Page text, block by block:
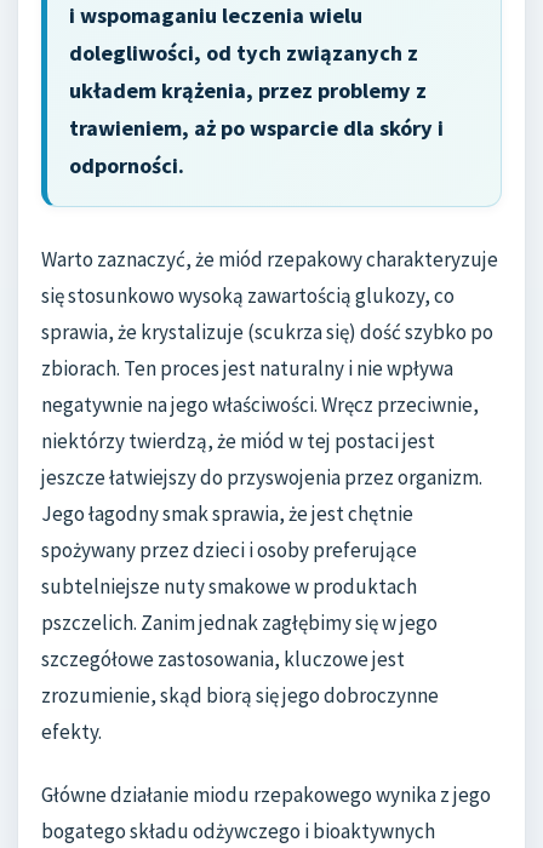
i wspomaganiu leczenia wielu
dolegliwości, od tych związanych z
układem krążenia, przez problemy z
trawieniem, aż po wsparcie dla skóry i
odporności.
Warto zaznaczyć, że miód rzepakowy charakteryzuje
się stosunkowo wysoką zawartością glukozy, co
sprawia, że krystalizuje (scukrza się) dość szybko po
zbiorach. Ten proces jest naturalny i nie wpływa
negatywnie na jego właściwości. Wręcz przeciwnie,
niektórzy twierdzą, że miód w tej postaci jest
jeszcze łatwiejszy do przyswojenia przez organizm.
Jego łagodny smak sprawia, że jest chętnie
spożywany przez dzieci i osoby preferujące
subtelniejsze nuty smakowe w produktach
pszczelich. Zanim jednak zagłębimy się w jego
szczegółowe zastosowania, kluczowe jest
zrozumienie, skąd biorą się jego dobroczynne
efekty.
Główne działanie miodu rzepakowego wynika z jego
bogatego składu odżywczego i bioaktywnych